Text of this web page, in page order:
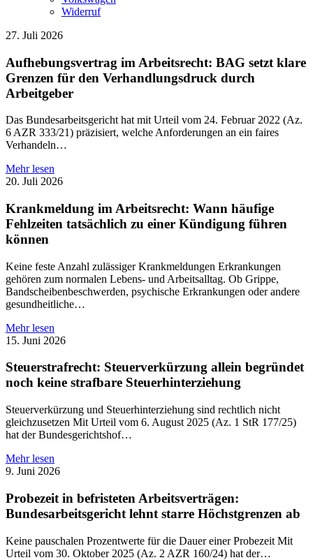
Widerruf
27. Juli 2026
Aufhebungsvertrag im Arbeitsrecht: BAG setzt klare
Grenzen für den Verhandlungsdruck durch
Arbeitgeber
Das Bundesarbeitsgericht hat mit Urteil vom 24. Februar 2022 (Az.
6 AZR 333/21) präzisiert, welche Anforderungen an ein faires
Verhandeln…
Mehr lesen
20. Juli 2026
Krankmeldung im Arbeitsrecht: Wann häufige
Fehlzeiten tatsächlich zu einer Kündigung führen
können
Keine feste Anzahl zulässiger Krankmeldungen Erkrankungen
gehören zum normalen Lebens- und Arbeitsalltag. Ob Grippe,
Bandscheibenbeschwerden, psychische Erkrankungen oder andere
gesundheitliche…
Mehr lesen
15. Juni 2026
Steuerstrafrecht: Steuerverkürzung allein begründet
noch keine strafbare Steuerhinterziehung
Steuerverkürzung und Steuerhinterziehung sind rechtlich nicht
gleichzusetzen Mit Urteil vom 6. August 2025 (Az. 1 StR 177/25)
hat der Bundesgerichtshof…
Mehr lesen
9. Juni 2026
Probezeit in befristeten Arbeitsverträgen:
Bundesarbeitsgericht lehnt starre Höchstgrenzen ab
Keine pauschalen Prozentwerte für die Dauer einer Probezeit Mit
Urteil vom 30. Oktober 2025 (Az. 2 AZR 160/24) hat der…